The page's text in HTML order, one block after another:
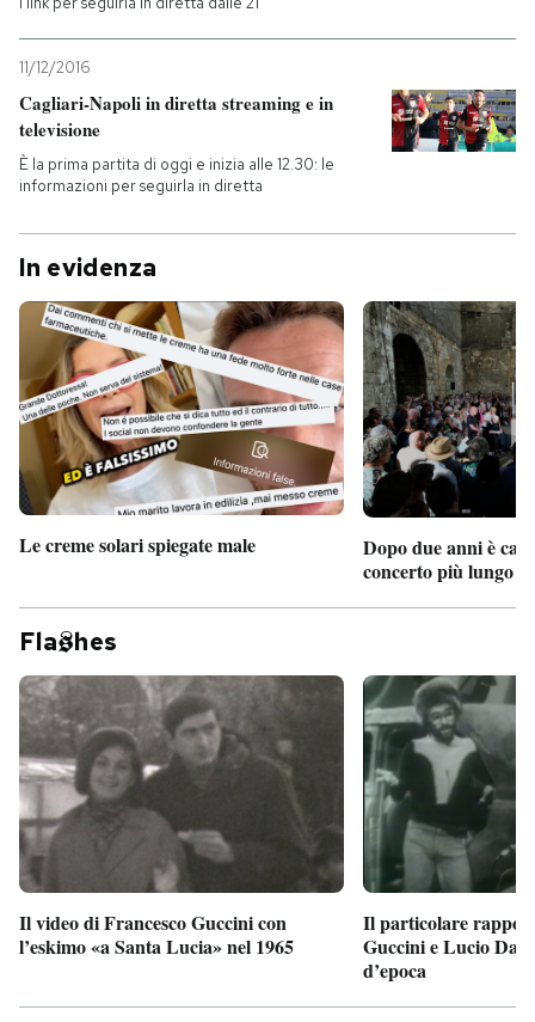
11/12/2016
Cagliari-Napoli in diretta streaming e in
televisione
È la prima partita di oggi e inizia alle 12.30: le
informazioni per seguirla in diretta
In evidenza
Le creme solari spiegate male
Dopo due anni è
concerto più lungo
Fla hes
Il video di Francesco Guccini con
l’eskimo «a Santa Lucia» nel 1965
Il particolare
Guccini e Lucio
d’epoca